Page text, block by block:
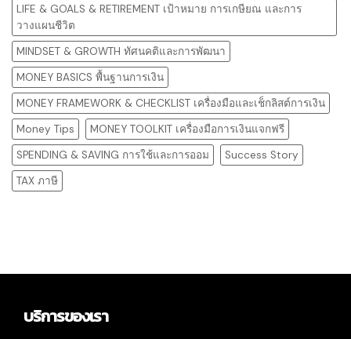
LIFE & GOALS & RETIREMENT เป้าหมาย การเกษียณ และการ
วางแผนชีวิต
MINDSET & GROWTH ทัศนคติและการพัฒนา
MONEY BASICS พื้นฐานการเงิน
MONEY FRAMEWORK & CHECKLIST เครื่องมือและเช็กลิสต์การเงิน
Money Tips
MONEY TOOLKIT เครื่องมือการเงินแจกฟรี
SPENDING & SAVING การใช้และการออม
Success Story
TAX ภาษี
บริการของเรา